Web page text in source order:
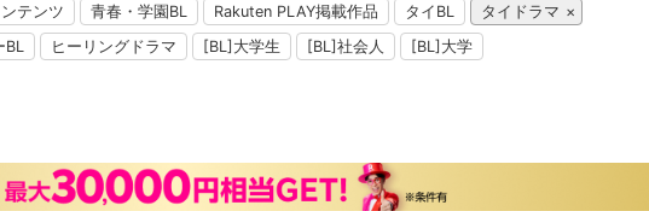
テンツ 青春・学園BL Rakuten PLAY掲載作品 タイBL
タイドラマ
ヒーリングドラマ [BL]大学生 [BL]社会人 [BL]大学